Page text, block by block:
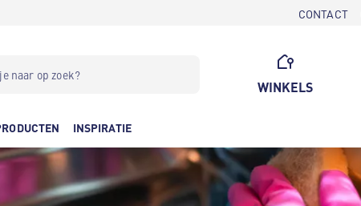
CONTACT
WINKELS
INSPIRATIE